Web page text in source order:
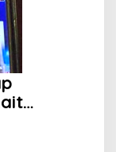
Ajakan